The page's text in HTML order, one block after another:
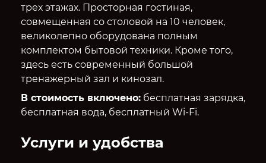
трех этажах. Просторная гостиная,
совмещенная со столовой на 10 человек,
великолепно оборудована полным
комплектом бытовой техники. Кроме того,
здесь есть современный большой
тренажерный зал и кинозал.
В стоимость включено:бесплатная зарядка,
бесплатная вода, бесплатный Wi-Fi.
Услуги и удобства